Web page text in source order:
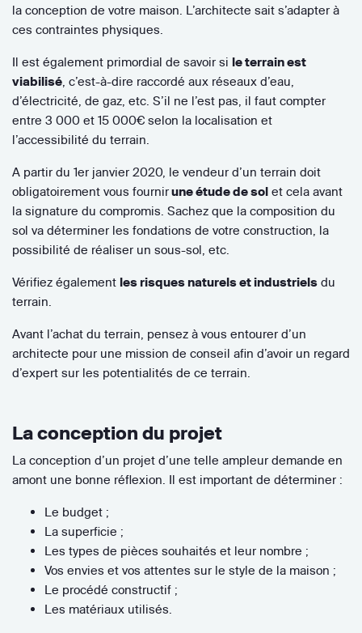
la conception de votre maison. L’architecte sait s’adapter à
ces contraintes physiques.
Il est également primordial de savoir si le terrain est
viabilisé, c’est-à-dire raccordé aux réseaux d’eau,
d’électricité, de gaz, etc. S’il ne l’est pas, il faut compter
entre 3 000 et 15 000€ selon la localisation et
l’accessibilité du terrain.
A partir du 1er janvier 2020, le vendeur d’un terrain doit
obligatoirement vous fournirune étude de sol et cela avant
la signature du compromis. Sachez que la composition du
sol va déterminer les fondations de votre construction, la
possibilité de réaliser un sous-sol, etc.
Vérifiez également les risques naturels et industriels du
terrain.
Avant l’achat du terrain, pensez à vous entourer d’un
architecte pour une mission de conseil afin d’avoir un regard
d’expert sur les potentialités de ce terrain.
La conception du projet
La conception d’un projet d’une telle ampleur demande en
amont une bonne réflexion. Il est important de déterminer :
Le budget ;
La superficie ;
Les types de pièces souhaités et leur nombre ;
Vos envies et vos attentes sur le style de la maison ;
Le procédé constructif ;
Les matériaux utilisés.